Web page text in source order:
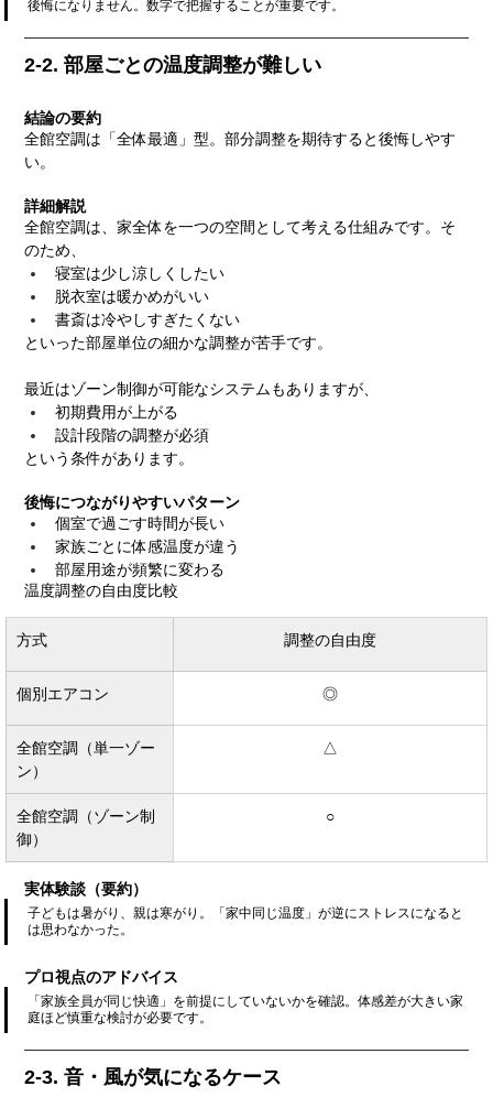
後悔になりません。数字で把握することが重要です。
2-2. 部屋ごとの温度調整が難しい
結論の要約
全館空調は「全体最適」型。部分調整を期待すると後悔しやす
い。
詳細解説
全館空調は、家全体を一つの空間として考える仕組みです。そ
のため、
寝室は少し涼しくしたい
脱衣室は暖かめがいい
書斎は冷やしすぎたくない
といった部屋単位の細かな調整が苦手です。
最近はゾーン制御が可能なシステムもありますが、
初期費用が上がる
設計段階の調整が必須
という条件があります。
後悔につながりやすいパターン
個室で過ごす時間が長い
家族ごとに体感温度が違う
部屋用途が頻繁に変わる
温度調整の自由度比較
方式 調整の自由度
個別エアコン ◎
全館空調（単一ゾー
ン）
△
全館空調（ゾーン制
御）
○
実体験談（要約）
子どもは暑がり、親は寒がり。「家中同じ温度」が逆にストレスになると
は思わなかった。
プロ視点のアドバイス
「家族全員が同じ快適」を前提にしていないかを確認。体感差が大きい家
庭ほど慎重な検討が必要です。
2-3. 音・風が気になるケース